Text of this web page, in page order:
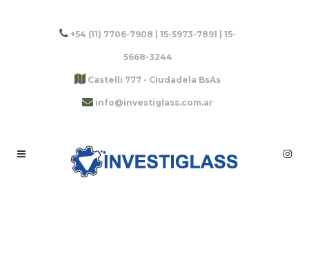
+54 (11) 7706-7908 | 15-5973-7891 | 15-
5668-3244
Castelli 777 - Ciudadela BsAs
info@investiglass.com.ar